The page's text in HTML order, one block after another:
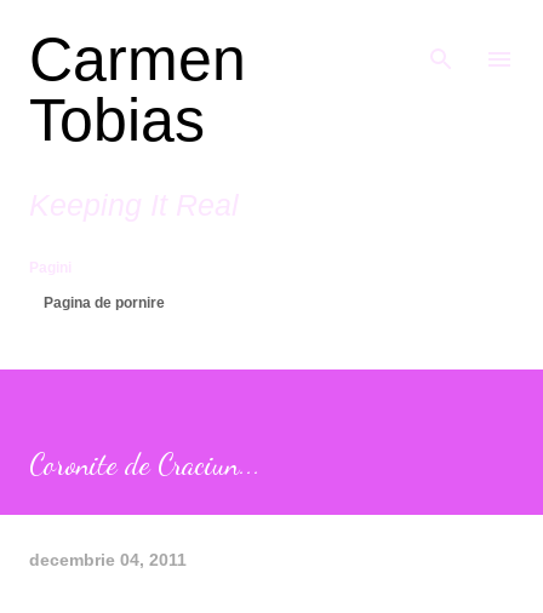
Carmen
Tobias
Keeping It Real
Pagini
Pagina de pornire
Coronite de Craciun...
decembrie 04, 2011